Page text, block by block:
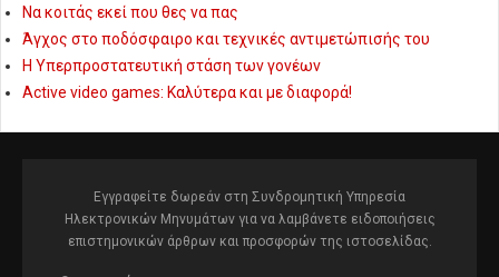
Να κοιτάς εκεί που θες να πας
Άγχος στο ποδόσφαιρο και τεχνικές αντιμετώπισής του
Η Υπερπροστατευτική στάση των γονέων
Active video games: Καλύτερα και με διαφορά!
Εγγραφείτε δωρεάν στη Συνδρομητική Υπηρεσία
Ηλεκτρονικών Μηνυμάτων για να λαμβάνετε ειδοποιήσεις
επιστημονικών άρθρων και προσφορών της ιστοσελίδας.